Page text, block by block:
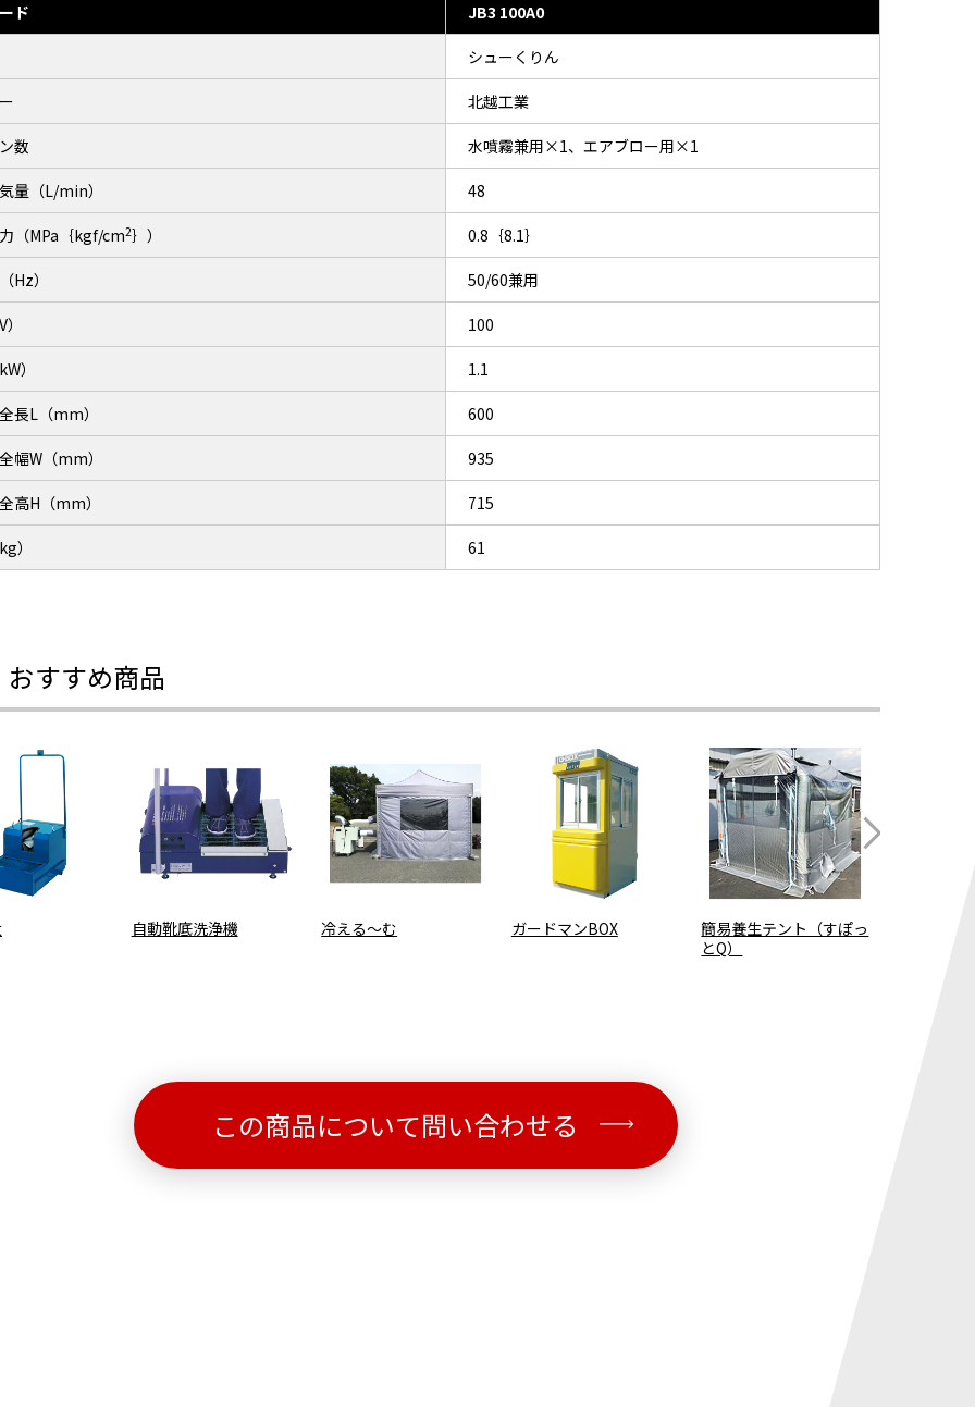
ド JB3 100A0
シューくりん
北越工業
数 水噴霧兼用×1、エアブロー用×1
量（L/min） 48
（MPa｛kgf/cm2｝） 0.8｛8.1｝
Hz） 50/60兼用
100
） 1.1
長L（mm） 600
幅W（mm） 935
高H（mm） 715
） 61
すすめ商品
自動靴底洗浄機 冷える～む ガードマンBOX
簡易養生テント（すぽっ
とQ）
この商品について問い合わせる